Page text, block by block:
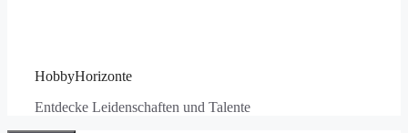
HobbyHorizonte
Entdecke Leidenschaften und Talente